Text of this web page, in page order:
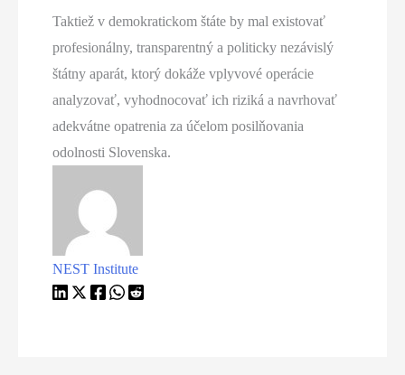
Taktiež v demokratickom štáte by mal existovať
profesionálny, transparentný a politicky nezávislý
štátny aparát, ktorý dokáže vplyvové operácie
analyzovať, vyhodnocovať ich riziká a navrhovať
adekvátne opatrenia za účelom posilňovania
odolnosti Slovenska.
NEST Institute